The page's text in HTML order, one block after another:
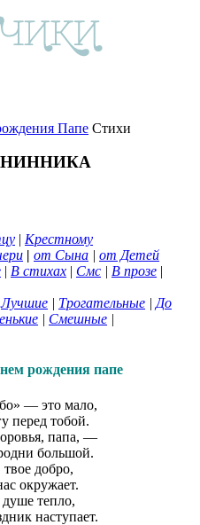
Папе Стихи
| Крестному
| от Сына | от Детей
| В стихах | Смс | В прозе |
Лучшие | Трогательные | До
| Смешные |
рождения папе
— это мало,
перед тобой.
папа, —
большой.
добро,
окружает.
тепло,
наступает.